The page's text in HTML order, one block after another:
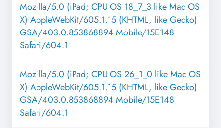
Mozilla/5.0 (iPad; CPU OS 18_7_3 like Mac OS
X) AppleWebKit/605.1.15 (KHTML, like Gecko)
GSA/403.0.853868894 Mobile/15E148
Safari/604.1
Mozilla/5.0 (iPad; CPU OS 26_1_0 like Mac OS
X) AppleWebKit/605.1.15 (KHTML, like Gecko)
GSA/403.0.853868894 Mobile/15E148
Safari/604.1